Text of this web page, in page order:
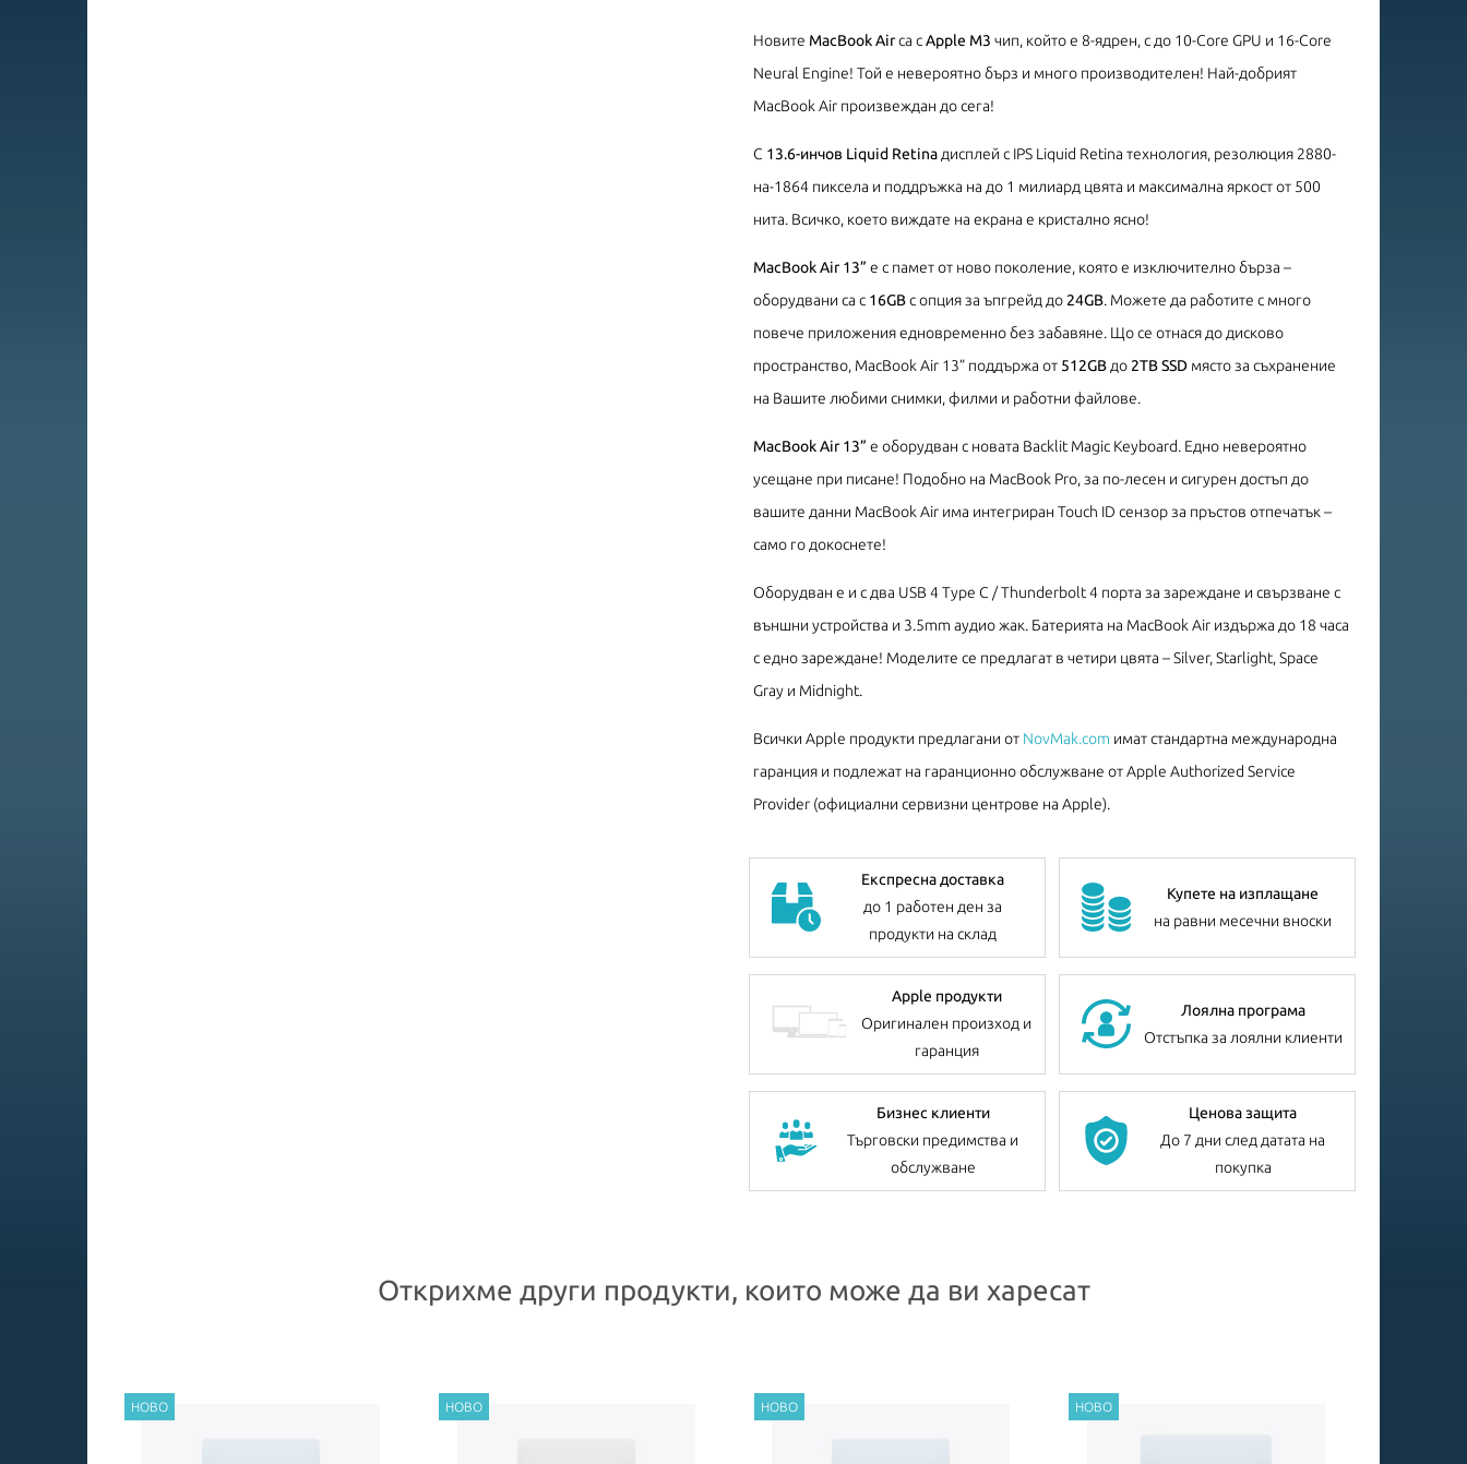
Новите MacBook Airса сApple M3 чип, който е 8-ядрен, с до 10-Core GPU и 16-Core
Neural Engine! Той е невероятно бърз и много производителен! Най-добрият
MacBook Air произвеждан до сега!
С 13.6-инчов Liquid Retina дисплей с IPS Liquid Retina технология, резолюция 2880-
на-1864 пиксела и поддръжка на до 1 милиард цвята и максимална яркост от 500
нита. Всичко, което виждате на екрана е кристално ясно!
MacBook Air 13” е с памет от ново поколение, която е изключително бърза –
оборудвани са с 16GBс опция за ъпгрейд до 24GB. Можете да работите с много
повече приложения едновременно без забавяне. Що се отнася до дисково
пространство, MacBook Air 13” поддържа от 512GB до 2TB SSD място за съхранение
на Вашите любими снимки, филми и работни файлове.
MacBook Air 13” е оборудван с новата Backlit Magic Keyboard. Едно невероятно
усещане при писане! Подобно на MacBook Pro, за по-лесен и сигурен достъп до
вашите данни MacBook Air има интегриран Touch ID сензор за пръстов отпечатък –
само го докоснете!
Оборудван е и с два USB 4 Type C / Thunderbolt 4 порта за зареждане и свързване с
външни устройства и 3.5mm аудио жак. Батерията на MacBook Air издържа до 18 часа
с едно зареждане! Моделите се предлагат в четири цвята – Silver, Starlight, Space
Gray и Midnight.
Всички Apple продукти предлагани от NovMak.com имат стандартна международна
гаранция и подлежат на гаранционно обслужване от Apple Authorized Service
Provider (официални сервизни центрове на Apple).
Експресна доставка
до 1 работен ден за
продукти на склад
Купете на изплащане
на равни месечни вноски
Apple продукти
Оригинален произход и
гаранция
Лоялна програма
Отстъпка за лоялни клиенти
Бизнес клиенти
Търговски предимства и
обслужване
Ценова защита
До 7 дни след датата на
покупка
Открихме други продукти, които може да ви харесат